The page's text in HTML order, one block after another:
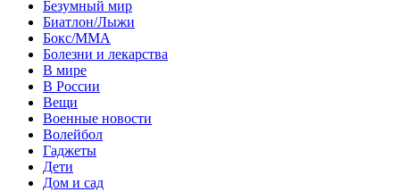
Безумный мир
Биатлон/Лыжи
Бокс/MMA
Болезни и лекарства
В мире
В России
Вещи
Военные новости
Волейбол
Гаджеты
Дети
Дом и сад